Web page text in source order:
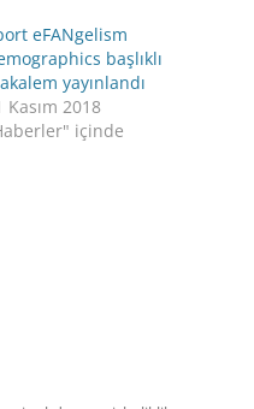
eFANgelism
başlıklı
yayınlandı
Kasım 2018
içinde